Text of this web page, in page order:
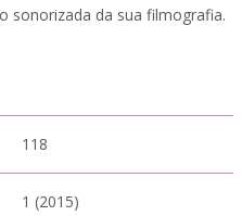
sonorizada da sua filmografia.
118
1 (2015)